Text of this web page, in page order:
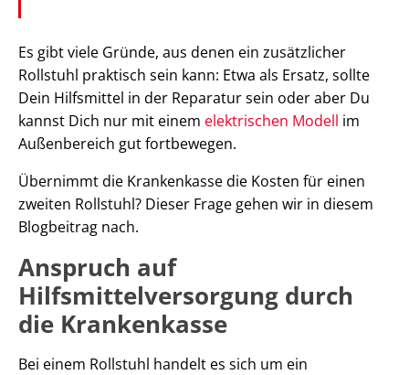
Es gibt viele Gründe, aus denen ein zusätzlicher
Rollstuhl praktisch sein kann: Etwa als Ersatz, sollte
Dein Hilfsmittel in der Reparatur sein oder aber Du
kannst Dich nur mit einem elektrischen Modell im
Außenbereich gut fortbewegen.
Übernimmt die Krankenkasse die Kosten für einen
zweiten Rollstuhl? Dieser Frage gehen wir in diesem
Blogbeitrag nach.
Anspruch auf
Hilfsmittelversorgung durch
die Krankenkasse
Bei einem Rollstuhl handelt es sich um ein